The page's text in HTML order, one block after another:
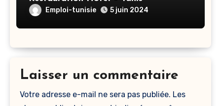
Emploi-tunisie 5 juin 2024
Laisser un commentaire
Votre adresse e-mail ne sera pas publiée. Les